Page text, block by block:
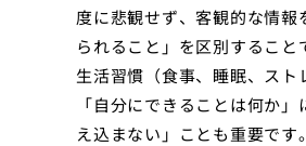
度に悲観せず、客観的な情
られること」を区別すること
生活習慣（食事、睡眠、スト
「自分にできることは何か
え込まない」ことも重要です